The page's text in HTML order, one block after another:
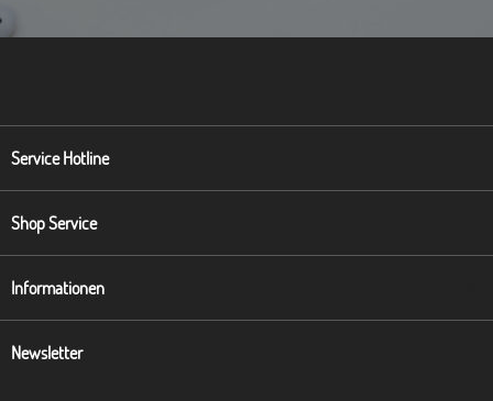
Service Hotline
Shop Service
Informationen
Newsletter